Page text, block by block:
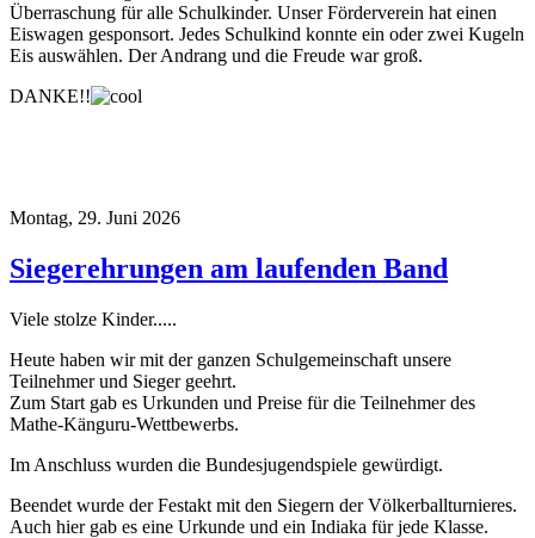
Überraschung für alle Schulkinder. Unser Förderverein hat einen
Eiswagen gesponsort. Jedes Schulkind konnte ein oder zwei Kugeln
Eis auswählen. Der Andrang und die Freude war groß.
DANKE!!
Montag, 29. Juni 2026
Siegerehrungen am laufenden Band
Viele stolze Kinder.....
Heute haben wir mit der ganzen Schulgemeinschaft unsere
Teilnehmer und Sieger geehrt.
Zum Start gab es Urkunden und Preise für die Teilnehmer des
Mathe-Känguru-Wettbewerbs.
Im Anschluss wurden die Bundesjugendspiele gewürdigt.
Beendet wurde der Festakt mit den Siegern der Völkerballturnieres.
Auch hier gab es eine Urkunde und ein Indiaka für jede Klasse.